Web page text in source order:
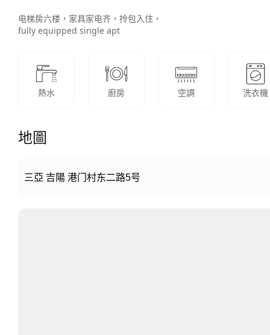
电梯房六楼，家具家电齐，拎包入住，
熱水 廚房 空調 洗衣機
地圖
三亞 吉陽 港门村东二路5号